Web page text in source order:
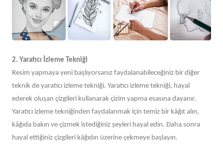
2. Yaratıcı İzleme Tekniği
Resim yapmaya yeni başlıyorsanız faydalanabileceğiniz bir diğer
teknik de yaratıcı izleme tekniği. Yaratıcı izleme tekniği, hayal
ederek oluşan çizgileri kullanarak çizim yapma esasına dayanır.
Yaratıcı izleme tekniğinden faydalanmak için temiz bir kâğıt alın,
kâğıda bakın ve çizmek istediğiniz şeyleri hayal edin. Daha sonra
hayal ettiğiniz çizgileri kâğıdın üzerine çekmeye başlayın.